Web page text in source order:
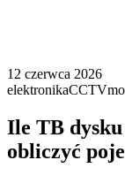
12 czerwca 2026
elektronikaCCTV
Ile TB
obliczyć